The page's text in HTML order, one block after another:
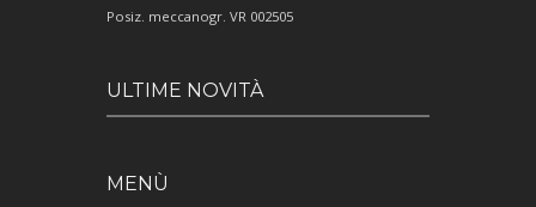
Posiz. meccanogr. VR 002505
ULTIME NOVITÀ
MENÙ